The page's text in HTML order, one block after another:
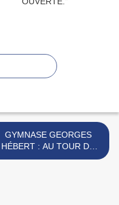
GYMNASE GEORGES
HÉBERT : AU TOUR DU
MUR D’ENCEINTE. >